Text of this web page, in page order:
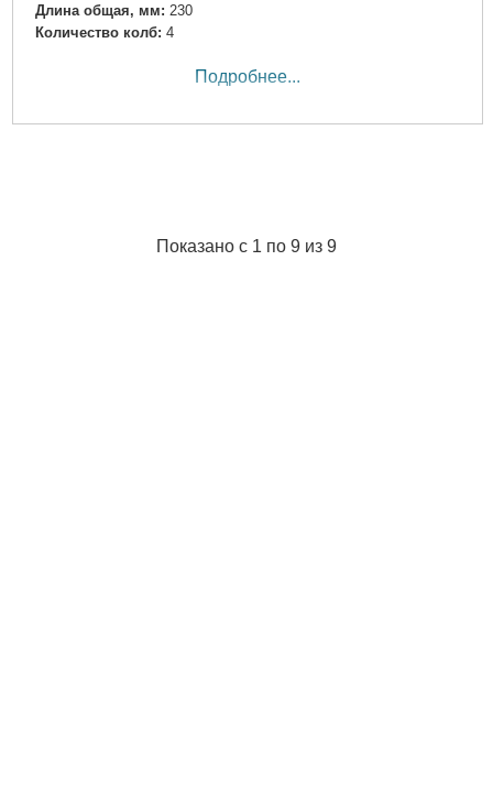
Длина общая, мм: 230
Количество колб: 4
Подробнее...
Показано с 1 по 9 из 9